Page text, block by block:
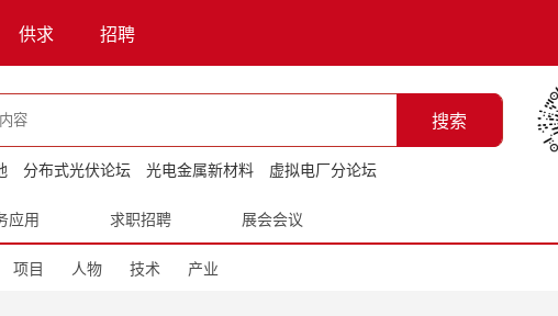
供求 招聘
搜索
分布式光伏论坛 光电金属新材料 虚拟电厂分论坛
应用 求职招聘 展会会议
项目 人物 技术 产业